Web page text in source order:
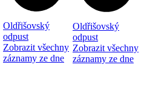
Oldřišovský
odpust
Zobrazit všechny
záznamy ze dne
Oldřišovský
odpust
Zobrazit všechny
záznamy ze dne